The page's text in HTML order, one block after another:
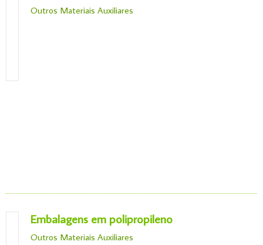
Outros Materiais Auxiliares
Embalagens em polipropileno
Outros Materiais Auxiliares